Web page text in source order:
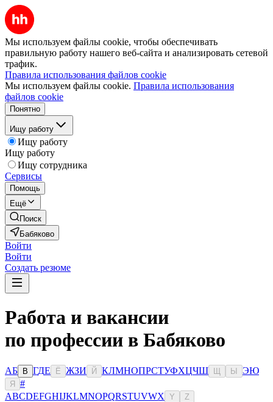
Мы используем файлы cookie, чтобы обеспечивать
правильную работу нашего веб-сайта и анализировать сетевой
трафик.
Правила использования файлов cookie
Мы используем файлы cookie. Правила использования
файлов cookie
Понятно
Ищу работу
Ищу работу
Ищу работу
Ищу сотрудника
Сервисы
Помощь
Ещё
Поиск
Бабяково
Войти
Войти
Создать резюме
Работа и вакансии
по профессии в Бабяково
АБ В ГДЕ Ё ЖЗИ Й КЛМНОПРСТУФХЦЧШ Ы ЭЮ
Я
#
ABCDEFGHIJKLMNOPQRSTUVWX Y Z